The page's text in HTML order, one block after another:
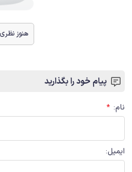
هنوز
پیام خود را بگذارید
نام:
*
ایمیل: